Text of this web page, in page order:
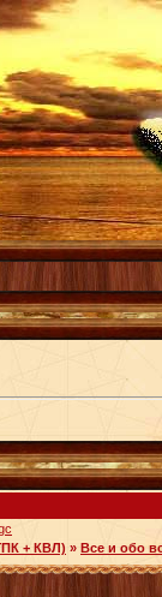
+ КВЛ) » Все и обо